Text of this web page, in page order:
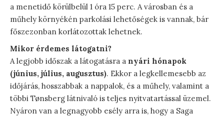
a menetidő körülbelül 1 óra 15 perc. A városban és a
műhely környékén parkolási lehetőségek is vannak, bár
főszezonban korlátozottak lehetnek.
Mikor érdemes látogatni?
A legjobb időszak a látogatásra a nyári hónapok
(június, július, augusztus). Ekkor a legkellemesebb az
időjárás, hosszabbak a nappalok, és a műhely, valamint a
többi Tønsberg látnivaló is teljes nyitvatartással üzemel.
Nyáron van a legnagyobb esély arra is, hogy a Saga